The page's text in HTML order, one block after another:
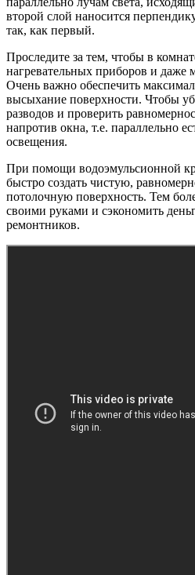
второй слой наносится
так, как первый.
Проследите за тем, чтобы в
нагревательных приборов и даже
Очень важно обеспечить
высыхание поверхности. Чтобы
разводов и проверить
напротив окна, т.е. параллельно
освещения.
При помощи водоэмульсионной
быстро создать чистую,
потолочную поверхность. Тем
своими руками и сэкономить
ремонтников.